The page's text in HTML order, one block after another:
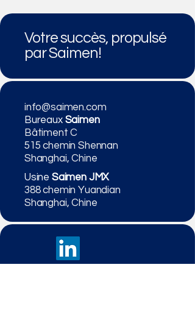
Votre succès, propulsé
par Saimen!
info@saimen.com
BureauxSaimen
Bâtiment C
515 chemin Shennan
Shanghai, Chine
Usine Saimen JMX
388 chemin Yuandian
Shanghai, Chine